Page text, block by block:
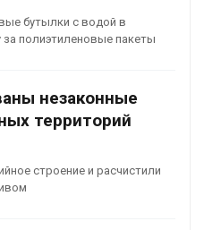
бутылки с водой в
за полиэтиленовые пакеты
незаконные
территорий
строение и расчистили